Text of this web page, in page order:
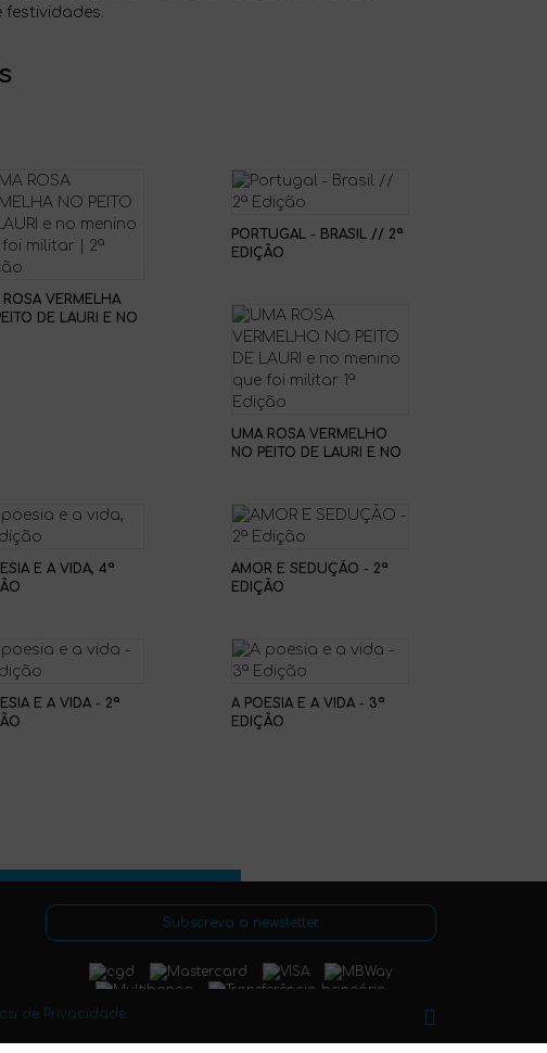
de Privacidade.
festividades.
VERMELHA
DE LAURI E NO
PORTUGAL - BRASIL // 2ª
EDIÇÃO
UMA ROSA VERMELHO
NO PEITO DE LAURI E NO
E A VIDA, 4ª
AMOR E SEDUÇÃO - 2ª
EDIÇÃO
E A VIDA - 2ª
A POESIA E A VIDA - 3ª
EDIÇÃO
Subscreva a newsletter.